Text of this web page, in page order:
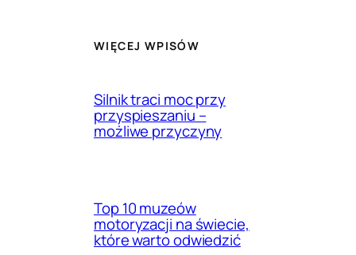
WIĘCEJ WPISÓW
Silnik traci moc przy
przyspieszaniu –
możliwe przyczyny
Top 10 muzeów
motoryzacji na świecie,
które warto odwiedzić